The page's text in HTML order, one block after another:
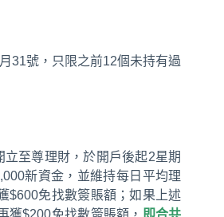
31號，只限之前12個未持有過
至尊理財，於開戶後起2星期
新資金，並維持每日平均理
$600免找數簽賬額；如果上述